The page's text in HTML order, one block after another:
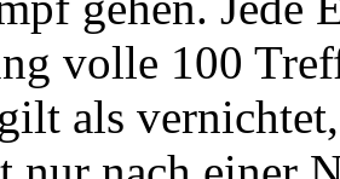
volle 100
als